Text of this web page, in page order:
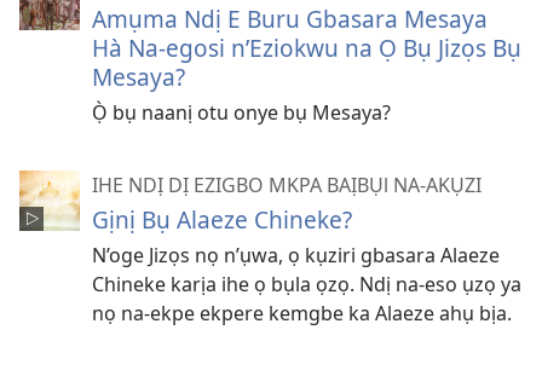
Amụma Ndị E Buru Gbasara Mesaya
Hà Na-egosi n’Eziokwu na Ọ Bụ Jizọs Bụ
Mesaya?
Ọ̀ bụ naanị otu onye bụ Mesaya?
IHE NDỊ DỊ EZIGBO MKPA BAỊBỤl NA-AKỤZI
Gịnị Bụ Alaeze Chineke?
N’oge Jizọs nọ n’ụwa, ọ kụziri gbasara Alaeze
Chineke karịa ihe ọ bụla ọzọ. Ndị na-eso ụzọ ya
nọ na-ekpe ekpere kemgbe ka Alaeze ahụ bịa.